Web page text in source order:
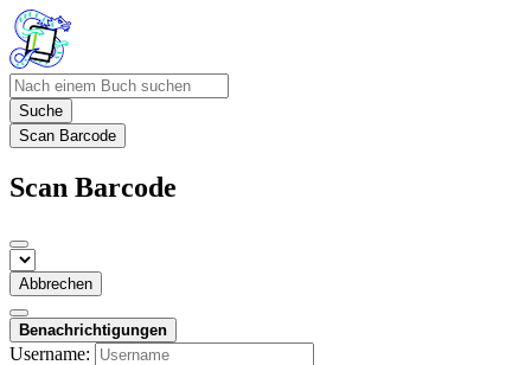
Suche
Scan Barcode
Scan Barcode
Abbrechen
Benachrichtigungen
Username: